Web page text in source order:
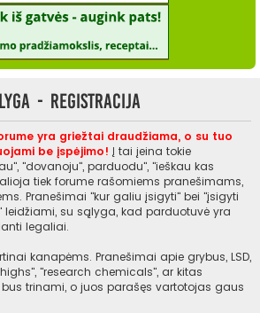
- Registracija
yra griežtai draudžiama, o su tuo
be įspėjimo! Į tai įeina tokie
"dovanoju", parduodu", "ieškau kas
tiek forume rašomiems pranešimams,
Pranešimai "kur galiu įsigyti" bei "įsigyti
leidžiami, su sąlyga, kad parduotuvė yra
legaliai.
kanapėms. Pranešimai apie grybus, LSD,
"research chemicals", ar kitas
trinami, o juos parašęs vartotojas gaus